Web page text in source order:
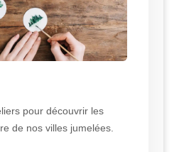
pour découvrir les
de nos villes jumelées.